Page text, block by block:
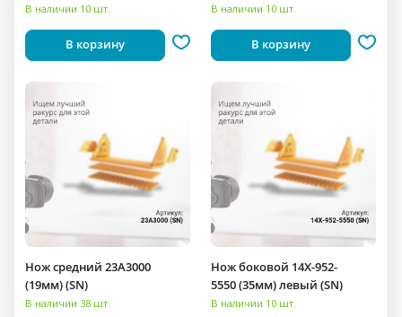
В наличии 10 шт.
В корзину
В наличии 10 шт.
В корзину
Нож средний 23A3000
(19мм) (SN)
В наличии 38 шт.
Нож боковой 14X-952-
5550 (35мм) левый (SN)
В наличии 10 шт.